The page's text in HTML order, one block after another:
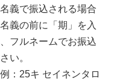
義で振込される場合
義の前に「期」を入
フルネームでお振込
い。
：25キ セイネンタロ